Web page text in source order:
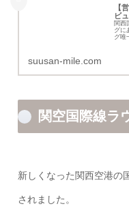
【
ビ
関西
グに
グ唯
suusan-mile.com
関空国際線ラ
新しくなった関西空港の
されました。